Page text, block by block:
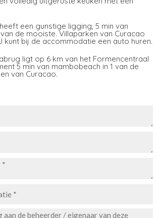
een gunstige ligging, 5 min van
de mooiste. Villaparken van Curacao
kunt bij de accommodatie een auto huren.
ligt op 6 km van het Formencentraal
5 min van mambobeach in 1 van de
van Curacao.